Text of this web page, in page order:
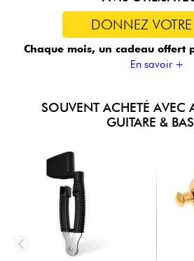
DONNEZ VOTRE
Chaque mois, un cadeau offert
En savoir +
SOUVENT ACHETÉ AVEC
GUITARE &